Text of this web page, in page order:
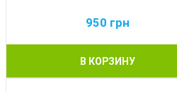
950 грн
В КОРЗИНУ